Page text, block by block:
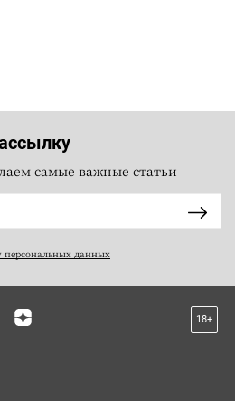
самые важные статьи
персональных данных
18+